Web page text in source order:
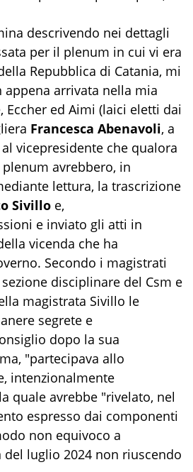
descrivendo nei dettagli
per il plenum in cui vi era
Repubblica di Catania, mi
arrivata nella mia
ed Aimi (laici eletti dai
Francesca Abenavoli, a
vicepresidente che qualora
avrebbero, in
lettura, la trascrizione
Sivillo e,
e inviato gli atti in
vicenda che ha
Secondo i magistrati
disciplinare del Csm e
magistrata Sivillo le
segrete e
dopo la sua
"partecipava allo
intenzionalmente
quale avrebbe "rivelato, nel
espresso dai componenti
non equivoco a
luglio 2024 non riuscendo